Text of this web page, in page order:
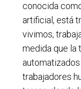
conocida
artificial, está
vivimos,
medida que la
trabajadores